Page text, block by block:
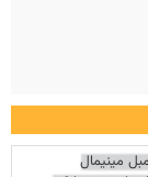
مینیمال